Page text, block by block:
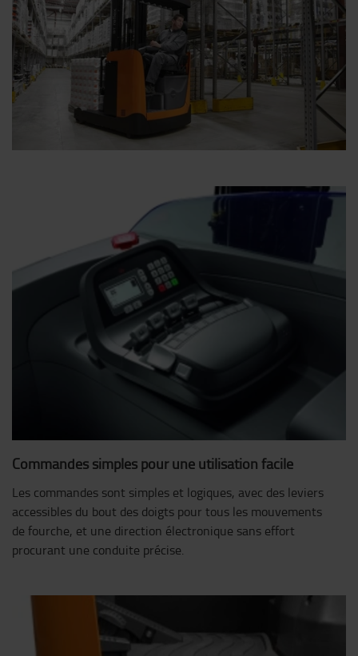
Commandes simples pour une utilisation facile
Les commandes sont simples et logiques, avec des leviers
accessibles du bout des doigts pour tous les mouvements
de fourche, et une direction électronique sans effort
procurant une conduite précise.